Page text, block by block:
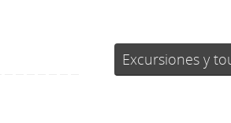
Excursiones y